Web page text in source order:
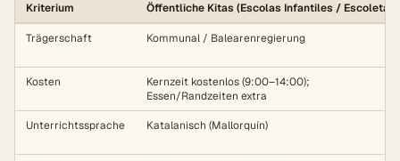
Kriterium Öffentliche Kitas (Escolas Infantiles / Escoletas)
Trägerschaft Kommunal / Balearenregierung
Kosten
Kernzeit kostenlos (9:00–14:00);
Essen/Randzeiten extra
Unterrichtssprache Katalanisch (Mallorquín)